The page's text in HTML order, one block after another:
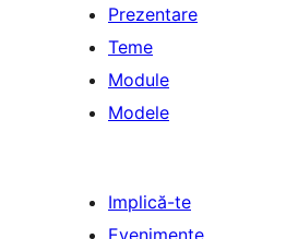
Prezentare
Teme
Module
Modele
Implică-te
Evenimente